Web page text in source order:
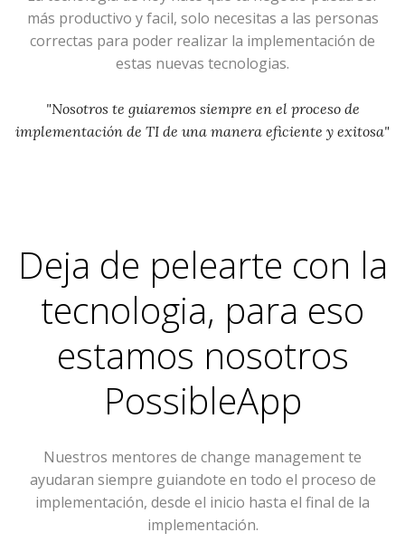
más productivo y facil, solo necesitas a las personas
correctas para poder realizar la implementación de
estas nuevas tecnologias.
"Nosotros te guiaremos siempre en el proceso de
implementación de TI de una manera eficiente y exitosa"
Deja de pelearte con la
tecnologia, para eso
estamos nosotros
PossibleApp
Nuestros mentores de change management te
ayudaran siempre guiandote en todo el proceso de
implementación, desde el inicio hasta el final de la
implementación.